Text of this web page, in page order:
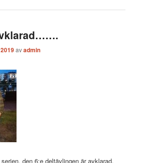
avadmin
den 6:e deltävlingen är avklarad,